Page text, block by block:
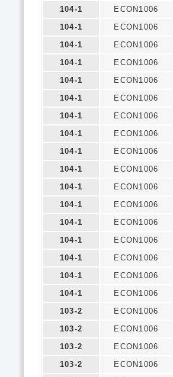
104-1
ECON1006
104-1
ECON1006
104-1
ECON1006
104-1
ECON1006
104-1
ECON1006
104-1
ECON1006
104-1
ECON1006
104-1
ECON1006
104-1
ECON1006
104-1
ECON1006
104-1
ECON1006
104-1
ECON1006
104-1
ECON1006
104-1
ECON1006
104-1
ECON1006
104-1
ECON1006
104-1
ECON1006
103-2
ECON1006
103-2
ECON1006
103-2
ECON1006
103-2
ECON1006